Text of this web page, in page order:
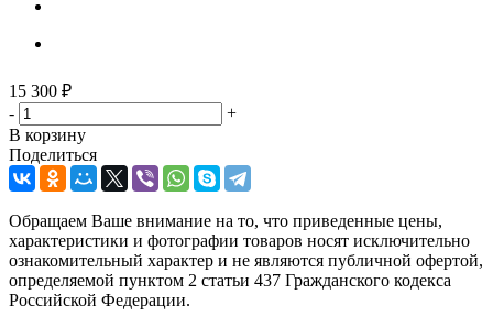
15 300 ₽
-
+
В корзину
Поделиться
Обращаем Ваше внимание на то, что приведенные цены,
характеристики и фотографии товаров носят исключительно
ознакомительный характер и не являются публичной офертой,
определяемой пунктом 2 статьи 437 Гражданского кодекса
Российской Федерации.